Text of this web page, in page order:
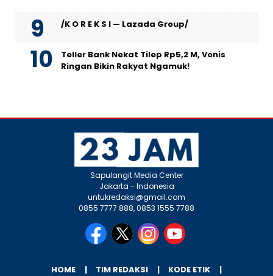
/K O R E K S I — Lazada Group/
Teller Bank Nekat Tilep Rp5,2 M, Vonis
Ringan Bikin Rakyat Ngamuk!
Sapulangit Media Center
Jakarta - Indonesia
untukredaksi@gmail.com
0855 7777 888, 0853 1555 7788
HOME TIM REDAKSI
KODE ETIK